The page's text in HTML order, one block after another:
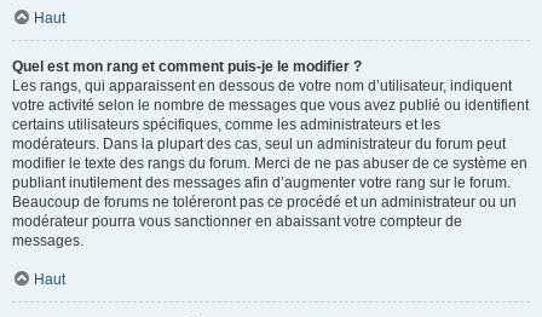
Haut
Quel est mon rang et comment puis-je le modifier ?
Les rangs, qui apparaissent en dessous de votre nom d’utilisateur, indiquent
votre activité selon le nombre de messages que vous avez publié ou identifient
certains utilisateurs spécifiques, comme les administrateurs et les
modérateurs. Dans la plupart des cas, seul un administrateur du forum peut
modifier le texte des rangs du forum. Merci de ne pas abuser de ce système en
publiant inutilement des messages afin d’augmenter votre rang sur le forum.
Beaucoup de forums ne toléreront pas ce procédé et un administrateur ou un
modérateur pourra vous sanctionner en abaissant votre compteur de
messages.
Haut